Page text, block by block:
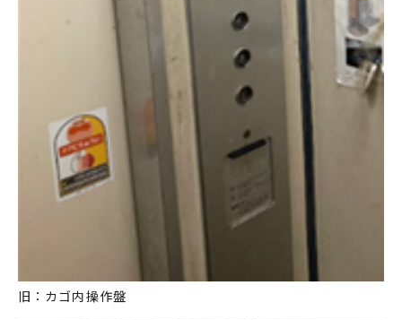
旧：カゴ内操作盤